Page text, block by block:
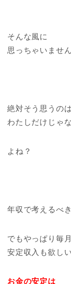
そんな風に
思っちゃいませ
絶対そう思うのは
わたしだけじゃ
よね？
年収で考えるべ
でもやっぱり毎
安定収入も欲し
お金の安定は